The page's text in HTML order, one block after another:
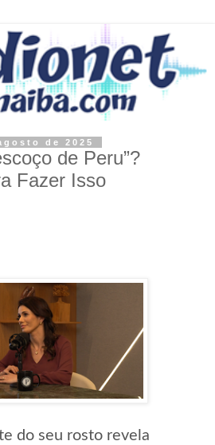
de 2025
de Peru”?
Fazer Isso
do seu rosto revela